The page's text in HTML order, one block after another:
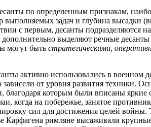
по определенным признакам,
выполняемых задач и глубина высадки
с первым, десанты подразделяются на
дополнительно выделяют речные
могут быть стратегическими,
активно использовались в военном
от уровня развития техники.
благодаря которым были вписаны яркие
когда на побережье, занятое
сил для достижения целей войны.
Карфагена римляне высаживали